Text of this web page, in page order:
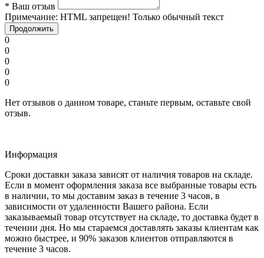
* Ваш отзыв
Примечание: HTML запрещен! Только обычный текст
Продолжить
0
0
0
0
0
Нет отзывов о данном товаре, станьте первым, оставьте свой
отзыв.
Информация
Сроки доставки заказа зависят от наличия товаров на складе.
Если в момент оформления заказа все выбранные товары есть
в наличии, то мы доставим заказ в течение 3 часов, в
зависимости от удаленности Вашего района. Если
заказываемый товар отсутствует на складе, то доставка будет в
течении дня. Но мы стараемся доставлять заказы клиентам как
можно быстрее, и 90% заказов клиентов отправляются в
течение 3 часов.